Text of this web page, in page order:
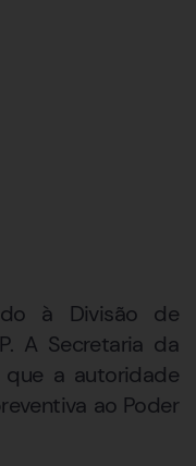
à Divisão de
A Secretaria da
que a autoridade
ao Poder